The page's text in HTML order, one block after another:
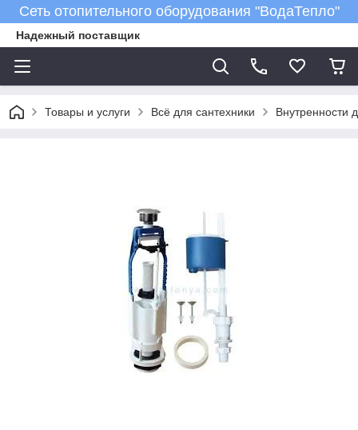
Сеть отопительного оборудования "ВодаТепло"
Надежный поставщик
Товары и услуги Всё для сантехники Внутренности